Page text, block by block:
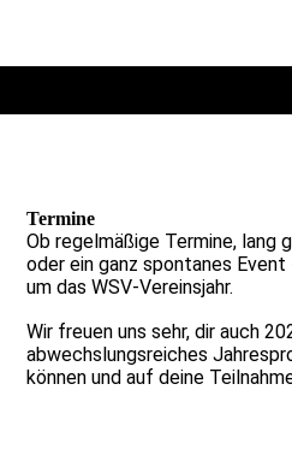
Termine
Ob regelmäßige Termine, lang
oder ein ganz spontanes
um das WSV-Vereinsjahr.
Wir freuen uns sehr, dir auch
abwechslungsreiches
können und auf deine